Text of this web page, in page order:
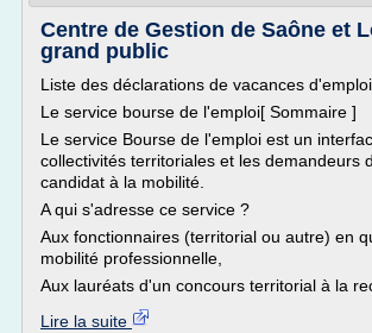
Centre de Gestion de Saône et
grand public
Liste des déclarations de vacances
Le service bourse de l'emploi[ Sommaire ]
Le service Bourse de l'emploi est un
collectivités territoriales et les demandeurs
candidat à la mobilité.
A qui s'adresse ce service ?
Aux fonctionnaires (territorial ou autre) en
mobilité professionnelle,
Aux lauréats d'un concours territorial à la
Lire la suite